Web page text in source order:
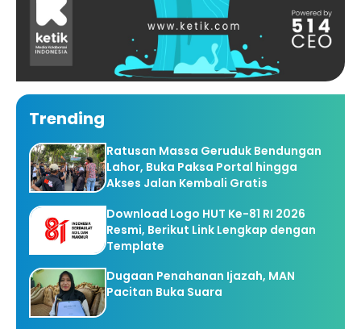
Trending
Ratusan Massa Geruduk Bendungan
Lahor, Buka Paksa Portal hingga
Akses Jalan Kembali Gratis
Download Logo HUT Ke-81 RI 2026
Resmi, Berikut Link Lengkap dengan
Template
Dugaan Penahanan Ijazah, MAN
Pacitan Buka Suara